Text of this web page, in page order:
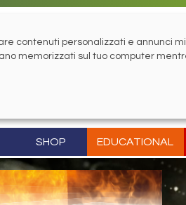
SHOP EDUCATIONAL
contenuti personalizzati e annunci
memorizzati sul tuo computer